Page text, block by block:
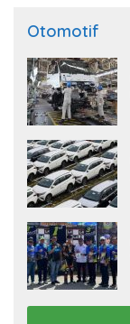
Otomotif